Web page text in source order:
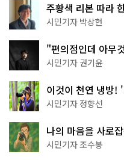
주황색 리본 따라
서울둘레길 15코스
시민기자 박상현
"편의점인데 아무
한 편의점의 정체
시민기자 권기윤
이것이 천연 냉방!
나볼까
시민기자 정향선
나의 마음을 사로
상작 공개!
시민기자 조수봉